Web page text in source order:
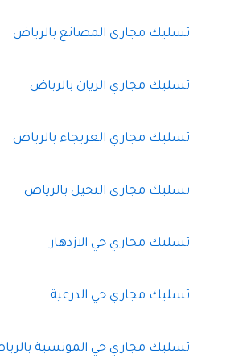
تسليك مجارى المصانع بالرياض
تسليك مجاري الريان بالرياض
تسليك مجاري العريجاء بالرياض
تسليك مجاري النخيل بالرياض
تسليك مجاري حي الازدهار
تسليك مجاري حي الدرعية
تسليك مجاري حي المونسية